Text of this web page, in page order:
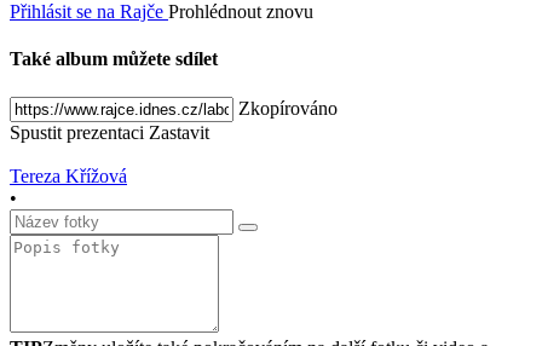
Přihlásit se na Rajče Prohlédnout znovu
Také album můžete sdílet
Zkopírováno
Spustit prezentaci Zastavit
Tereza Křížová
•